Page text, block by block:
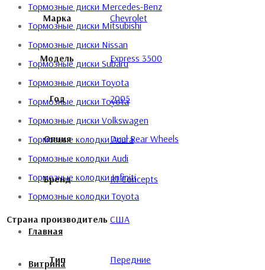
Тормозные диски Mercedes-Benz
Тормозные диски Mitsubishi
Тормозные диски Nissan
Тормозные диски Subaru
Тормозные диски Toyota
Тормозные диски Toyota
Тормозные диски Volkswagen
Тормозные колодки Acura
Тормозные колодки Audi
Тормозные колодки Infiniti
Тормозные колодки Toyota
Главная
Витрина
Марка Chevrolet
Модель Express 3500
Год 2005
Опция Dual Rear Wheels
Бренд R1 Concepts
Страна производитель США
Тип Передние